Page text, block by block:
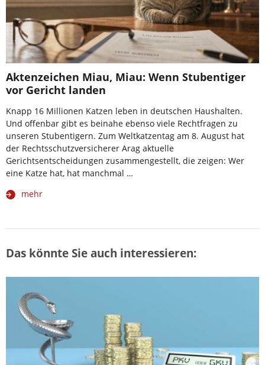
Aktenzeichen Miau, Miau: Wenn Stubentiger
vor Gericht landen
Knapp 16 Millionen Katzen leben in deutschen Haushalten.
Und offenbar gibt es beinahe ebenso viele Rechtfragen zu
unseren Stubentigern. Zum Weltkatzentag am 8. August hat
der Rechtsschutzversicherer Arag aktuelle
Gerichtsentscheidungen zusammengestellt, die zeigen: Wer
eine Katze hat, hat manchmal …
mehr
Das könnte Sie auch interessieren: